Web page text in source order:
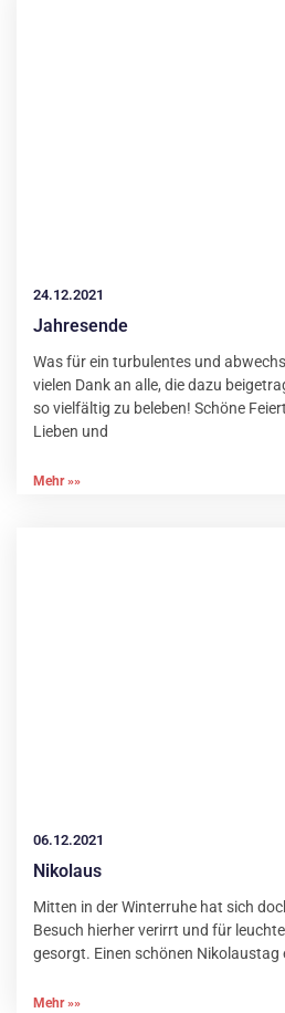
24.12.2021
Jahresende
Was für ein turbulentes und
vielen Dank an alle, die dazu
so vielfältig zu beleben! Schöne
Lieben und
Mehr »»
06.12.2021
Nikolaus
Mitten in der Winterruhe hat sich
Besuch hierher verirrt und für
gesorgt. Einen schönen Nikolaustag
Mehr »»